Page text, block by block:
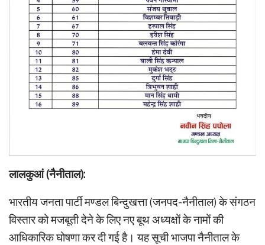
लालकुआं (नैनीताल):
भारतीय जनता पार्टी मण्डल बिन्दुखत्ता (जनपद-नैनीताल) के संगठन
विस्तार को मजबूती देने के लिए नए बूथ अध्यक्षों के नामों की
आधिकारिक घोषणा कर दी गई है। यह सूची भाजपा नैनीताल के